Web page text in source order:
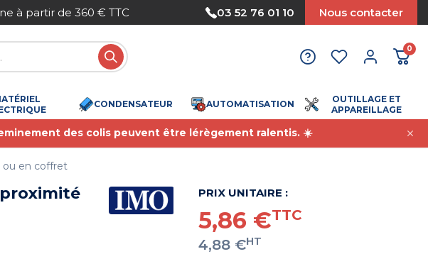
à partir de 360 € TTC Paiement sécurisé
03 52 76 01 10 Nous contacter
0
CONDENSATEUR AUTOMATISATION
OUTILLAGE ET
APPAREILLAGE
des colis peuvent être lérègement ralentis. ☀️
en coffret
proximité
PRIX UNITAIRE :
5,86 €TTC
4,88 €HT